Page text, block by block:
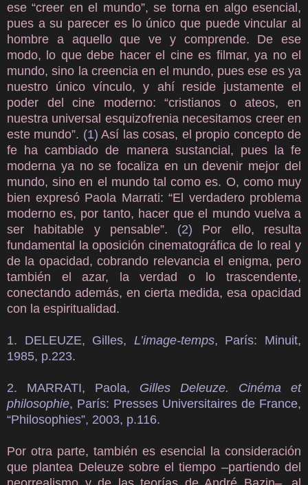
ese “creer en el mundo”, se torna en algo esencial,
pues a su parecer es lo único que puede vincular al
hombre a aquello que ve y comprende. De ese
modo, lo que debe hacer el cine es filmar, ya no el
mundo, sino la creencia en el mundo, pues ese es ya
nuestro único vínculo, y ahí reside justamente el
poder del cine moderno: “cristianos o ateos, en
nuestra universal esquizofrenia necesitamos creer en
este mundo”. (1) Así las cosas, el propio concepto de
fe ha cambiado de manera sustancial, pues la fe
moderna ya no se focaliza en un devenir mejor del
mundo, sino en el mundo tal como es. O, como muy
bien expresó Paola Marrati: “El verdadero problema
moderno es, por tanto, hacer que el mundo vuelva a
ser habitable y pensable”. (2) Por ello, resulta
fundamental la oposición cinematográfica de lo real y
de la opacidad, cobrando relevancia el enigma, pero
también el azar, la verdad o lo trascendente,
conectando además, en cierta medida, esa opacidad
con la espiritualidad.
1. DELEUZE, Gilles, L’image-temps, París: Minuit,
1985, p.223.
2. MARRATI, Paola, Gilles Deleuze. Cinéma et
philosophie, París: Presses Universitaires de France,
“Philosophies”, 2003, p.116.
Por otra parte, también es esencial la consideración
que plantea Deleuze sobre el tiempo –partiendo del